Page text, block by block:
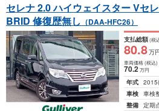
セレナ 2.0 ハイウェイスター Vセ
BRID 修復歴無し （DAA-HFC26）
支払総額(税
80.8万
車両価格(税込)
70.2万円
年式 2015
車検 車検
整備 定期